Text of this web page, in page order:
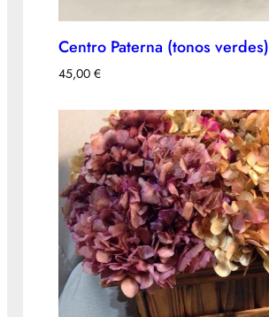
Centro Paterna (tonos verdes)
45,00 €